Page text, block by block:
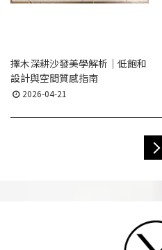
擇木深耕沙發美學解析｜低飽和
設計與空間質感指南
2026-04-21